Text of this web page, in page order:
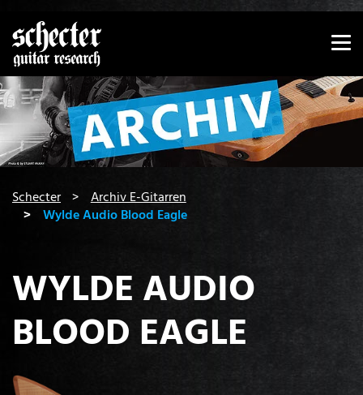
Zeige besser passende Version dieser Seite
Diese Meldung nicht mehr anzeigen
Schecter
Archiv E-Gitarren
Wylde Audio Blood Eagle
WYLDE AUDIO
BLOOD EAGLE